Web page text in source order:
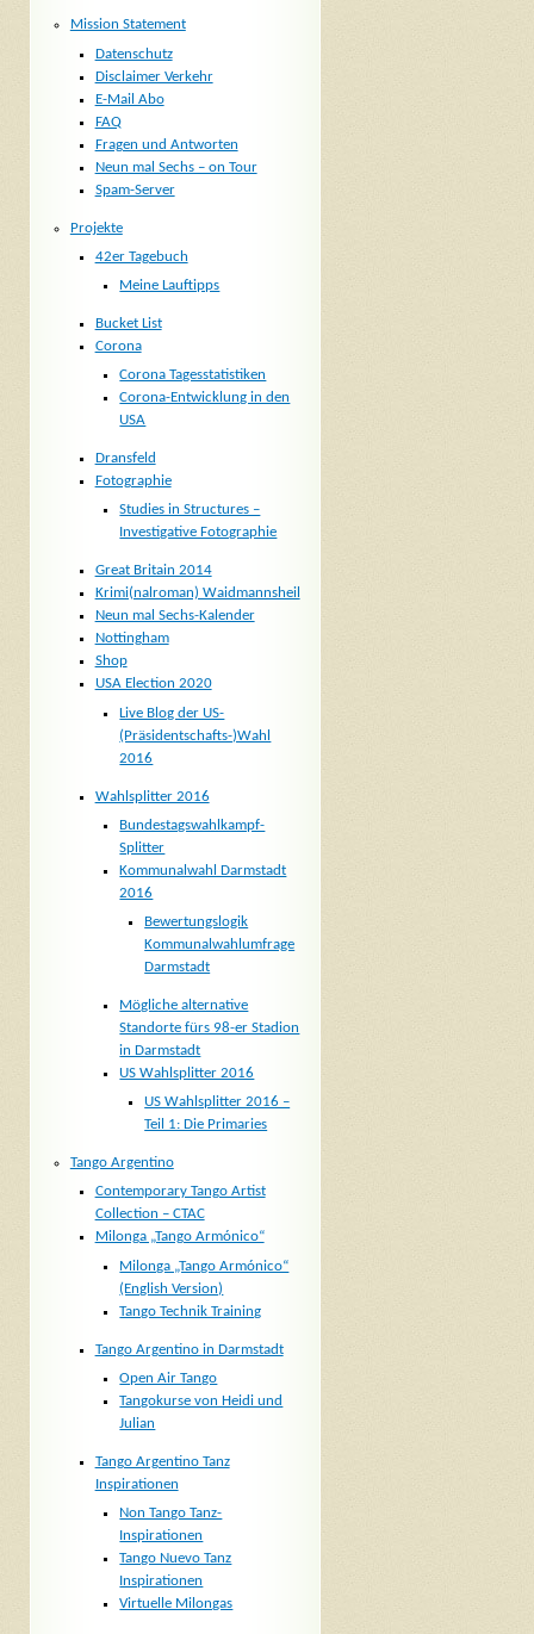
Mission Statement
Datenschutz
Disclaimer Verkehr
E-Mail Abo
FAQ
Fragen und Antworten
Neun mal Sechs – on Tour
Spam-Server
Projekte
42er Tagebuch
Meine Lauftipps
Bucket List
Corona
Corona Tagesstatistiken
Corona-Entwicklung in den
USA
Dransfeld
Fotographie
Studies in Structures –
Investigative Fotographie
Great Britain 2014
Krimi(nalroman) Waidmannsheil
Neun mal Sechs-Kalender
Nottingham
Shop
USA Election 2020
Live Blog der US-
(Präsidentschafts-)Wahl
2016
Wahlsplitter 2016
Bundestagswahlkampf-
Splitter
Kommunalwahl Darmstadt
2016
Bewertungslogik
Kommunalwahlumfrage
Darmstadt
Mögliche alternative
Standorte fürs 98-er Stadion
in Darmstadt
US Wahlsplitter 2016
US Wahlsplitter 2016 –
Teil 1: Die Primaries
Tango Argentino
Contemporary Tango Artist
Collection – CTAC
Milonga „Tango Armónico“
Milonga „Tango Armónico“
(English Version)
Tango Technik Training
Tango Argentino in Darmstadt
Open Air Tango
Tangokurse von Heidi und
Julian
Tango Argentino Tanz
Inspirationen
Non Tango Tanz-
Inspirationen
Tango Nuevo Tanz
Inspirationen
Virtuelle Milongas